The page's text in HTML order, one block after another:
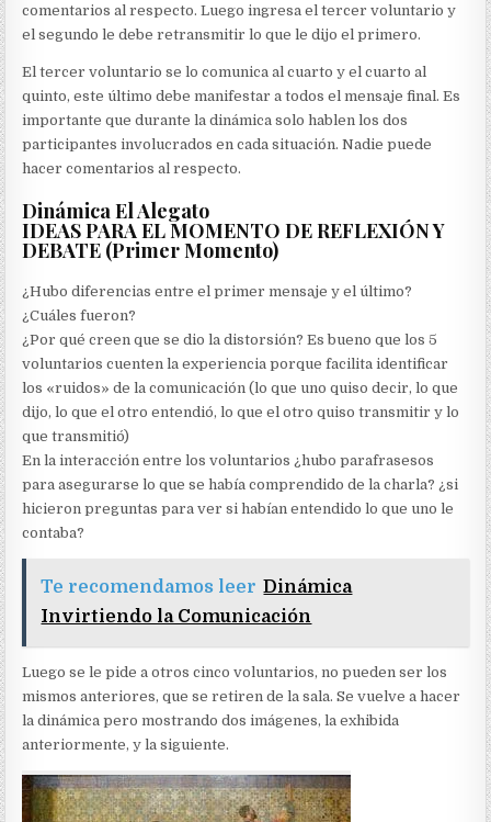
comentarios al respecto. Luego ingresa el tercer voluntario y
el segundo le debe retransmitir lo que le dijo el primero.
El tercer voluntario se lo comunica al cuarto y el cuarto al
quinto, este último debe manifestar a todos el mensaje final. Es
importante que durante la dinámica solo hablen los dos
participantes involucrados en cada situación. Nadie puede
hacer comentarios al respecto.
Dinámica El Alegato
IDEAS PARA EL MOMENTO DE REFLEXIÓN Y
DEBATE (Primer Momento)
¿Hubo diferencias entre el primer mensaje y el último?
¿Cuáles fueron?
¿Por qué creen que se dio la distorsión? Es bueno que los 5
voluntarios cuenten la experiencia porque facilita identificar
los «ruidos» de la comunicación (lo que uno quiso decir, lo que
dijo, lo que el otro entendió, lo que el otro quiso transmitir y lo
que transmitió)
En la interacción entre los voluntarios ¿hubo parafrasesos
para asegurarse lo que se había comprendido de la charla? ¿si
hicieron preguntas para ver si habían entendido lo que uno le
contaba?
Te recomendamos leer Dinámica
Invirtiendo la Comunicación
Luego se le pide a otros cinco voluntarios, no pueden ser los
mismos anteriores, que se retiren de la sala. Se vuelve a hacer
la dinámica pero mostrando dos imágenes, la exhibida
anteriormente, y la siguiente.